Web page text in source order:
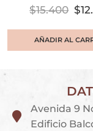
$15.400 $
AÑADIR AL
Avenida 9
Edificio